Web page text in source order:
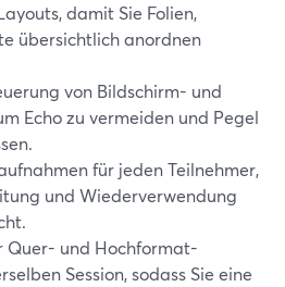
damit Sie Folien,
übersichtlich anordnen
von Bildschirm- und
Echo zu vermeiden und Pegel
für jeden Teilnehmer,
und Wiederverwendung
Quer- und Hochformat-
Session, sodass Sie eine